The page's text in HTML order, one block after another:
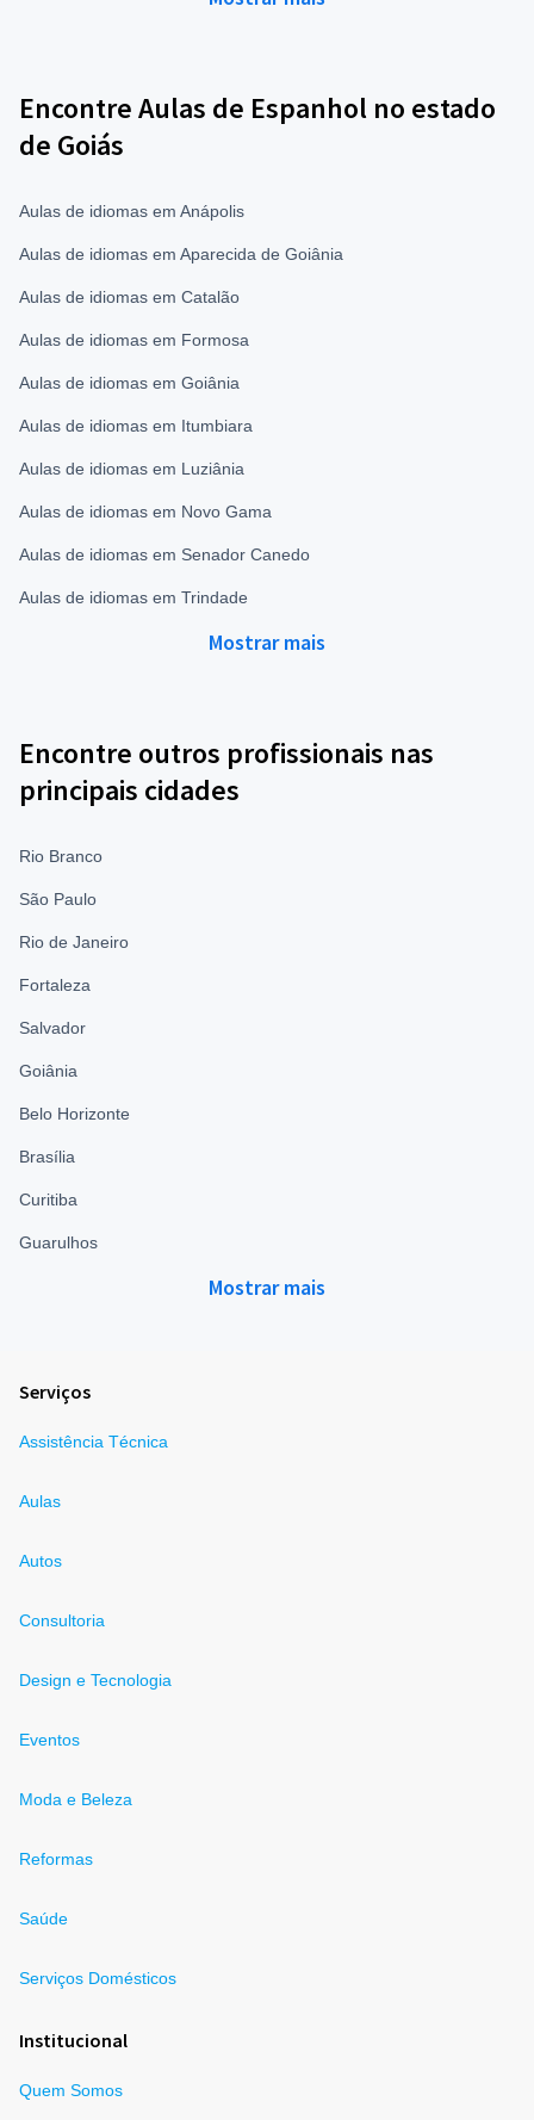
Encontre Aulas de Espanhol no estado
de Goiás
Aulas de idiomas em Anápolis
Aulas de idiomas em Aparecida de Goiânia
Aulas de idiomas em Catalão
Aulas de idiomas em Formosa
Aulas de idiomas em Goiânia
Aulas de idiomas em Itumbiara
Aulas de idiomas em Luziânia
Aulas de idiomas em Novo Gama
Aulas de idiomas em Senador Canedo
Aulas de idiomas em Trindade
Mostrar mais
Encontre outros profissionais nas
principais cidades
Rio Branco
São Paulo
Rio de Janeiro
Fortaleza
Salvador
Goiânia
Belo Horizonte
Brasília
Curitiba
Guarulhos
Mostrar mais
Serviços
Assistência Técnica
Aulas
Autos
Consultoria
Design e Tecnologia
Eventos
Moda e Beleza
Reformas
Saúde
Serviços Domésticos
Institucional
Quem Somos